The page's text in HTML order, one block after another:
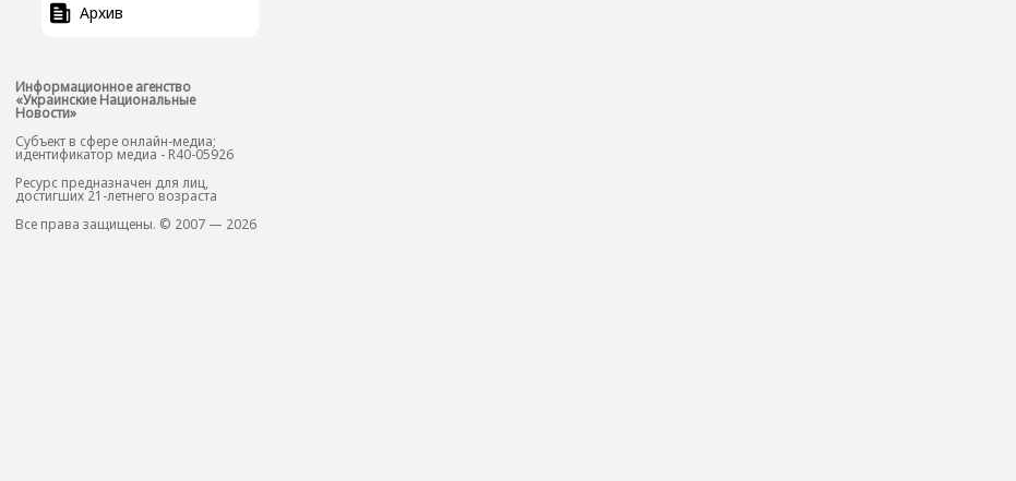
Архив
Информационное агенство
«Украинские Национальные
Новости»
Субъект в сфере онлайн-медиа;
идентификатор медиа - R40-05926
Ресурс предназначен для лиц,
достигших 21-летнего возраста
Все права защищены. © 2007 — 2026